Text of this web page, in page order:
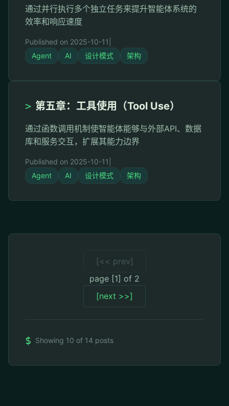
通过并行执行多个独立任务来提升智能体系统的
效率和响应速度
Published on 2025-10-11
Agent
AI 设计模式 架构
> 第五章：工具使用（Tool Use）
通过函数调用机制使智能体能够与外部API、数据
库和服务交互，扩展其能力边界
Published on 2025-10-11
Agent
AI 设计模式 架构
[<< prev]
page [1] of 2
[next >>]
$ Showing 10 of 14 posts